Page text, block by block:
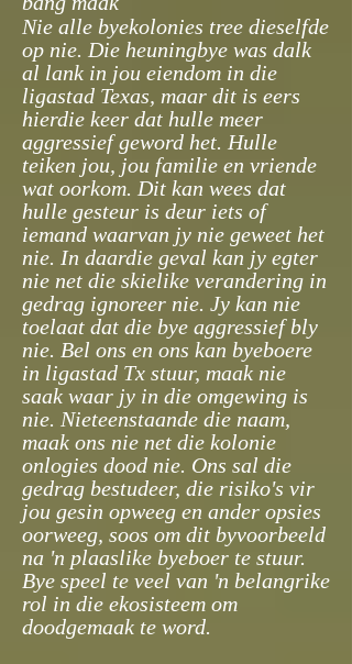
Nie alle byekolonies tree dieselfde
op nie. Die heuningbye was dalk
al lank in jou eiendom in die
ligastad Texas, maar dit is eers
hierdie keer dat hulle meer
aggressief geword het. Hulle
teiken jou, jou familie en vriende
wat oorkom. Dit kan wees dat
hulle gesteur is deur iets of
iemand waarvan jy nie geweet het
nie. In daardie geval kan jy egter
nie net die skielike verandering in
gedrag ignoreer nie. Jy kan nie
toelaat dat die bye aggressief bly
nie. Bel ons en ons kan byeboere
in ligastad Tx stuur, maak nie
saak waar jy in die omgewing is
nie. Nieteenstaande die naam,
maak ons nie net die kolonie
onlogies dood nie. Ons sal die
gedrag bestudeer, die risiko's vir
jou gesin opweeg en ander opsies
oorweeg, soos om dit byvoorbeeld
na 'n plaaslike byeboer te stuur.
Bye speel te veel van 'n belangrike
rol in die ekosisteem om
doodgemaak te word.